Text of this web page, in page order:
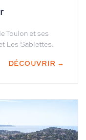
Toulon et ses
Les Sablettes.
DÉCOUVRIR →